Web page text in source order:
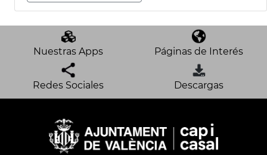
Nuestras Apps Páginas de Interés
Redes Sociales Descargas